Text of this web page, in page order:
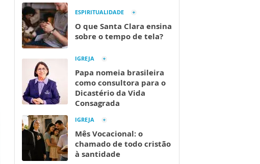
ESPIRITUALIDADE
O que Santa Clara ensina
sobre o tempo de tela?
IGREJA
Papa nomeia brasileira
como consultora para o
Dicastério da Vida
Consagrada
IGREJA
Mês Vocacional: o
chamado de todo cristão
à santidade